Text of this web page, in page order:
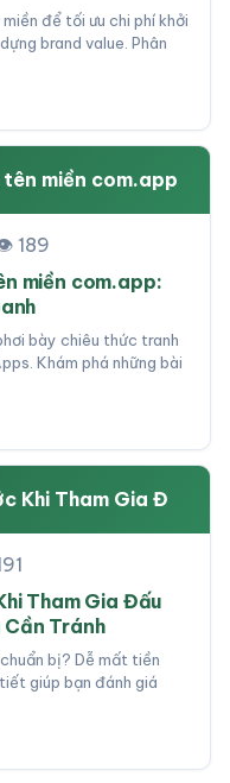
để tối ưu chi phí khởi
brand value. Phân
miền com.app
189
miền com.app:
bày chiêu thức tranh
Khám phá những bài
Khi Tham Gia Đ
Tham Gia Đấu
Cần Tránh
bị? Dễ mất tiền
giúp bạn đánh giá